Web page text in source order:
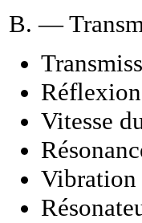
B. —
Vitesse
Vibration